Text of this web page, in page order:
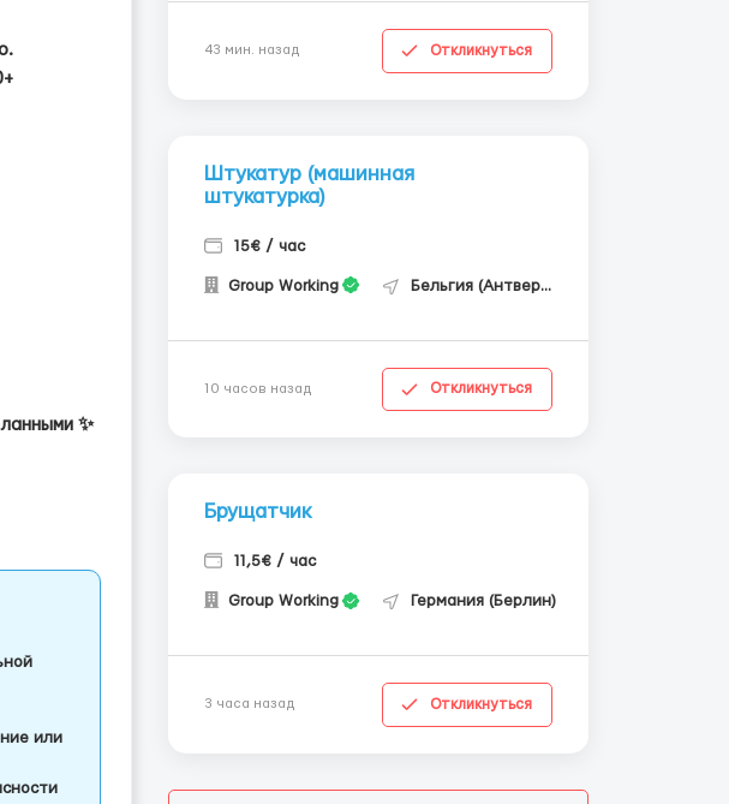
✨
или
43 мин. назад Откликнуться
Штукатур (машинная
штукатурка)
15€ / час
Group Working Бельгия (Антверпен)
10 часов назад Откликнуться
Брущатчик
11,5€ / час
Group Working Германия (Берлин)
3 часа назад Откликнуться